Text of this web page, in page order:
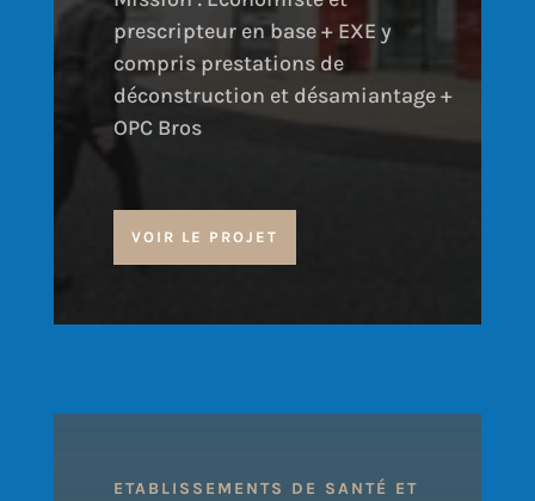
prescripteur en base + EXE y
compris prestations de
déconstruction et désamiantage +
OPC Bros
VOIR LE PROJET
ETABLISSEMENTS DE SANTÉ ET